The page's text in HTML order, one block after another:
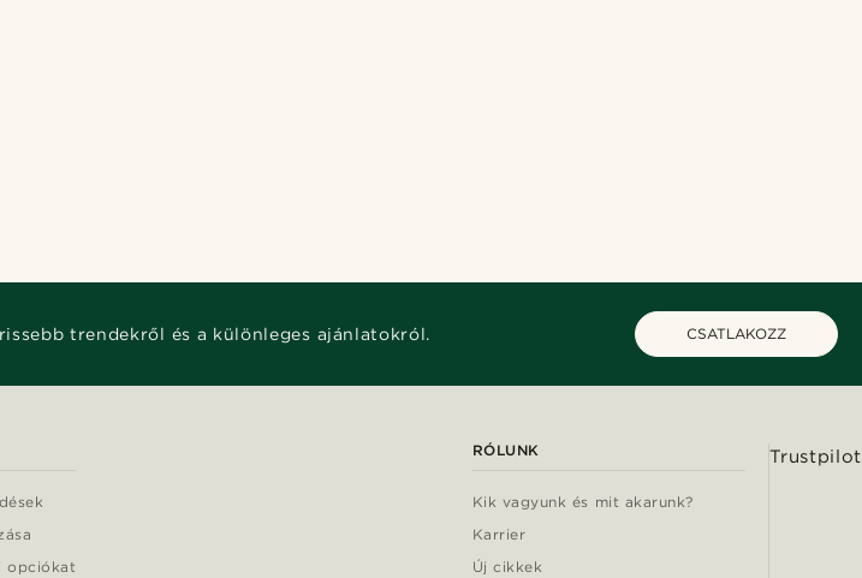
trendekről és a különleges ajánlatokról. CSATLAKOZZ
opciókat
RÓLUNK
Kik vagyunk és mit akarunk?
Karrier
Új cikkek
Trustpilot